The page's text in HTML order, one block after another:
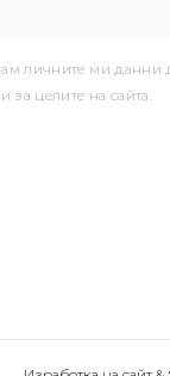
личните ми данни
за целите на сайта.